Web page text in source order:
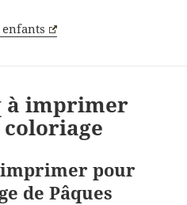
à imprimer
imprimer pour
de Pâques